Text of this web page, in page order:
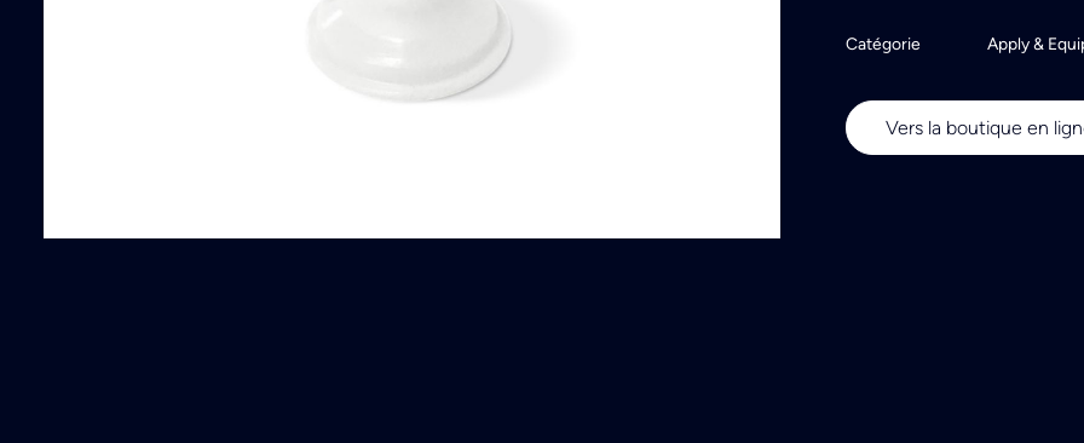
Catégorie Apply &
Vers la boutique en